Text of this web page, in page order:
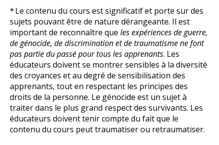
* Le contenu du cours est significatif et porte sur des
sujets pouvant être de nature dérangeante. Il est
important de reconnaître que les expériences de guerre,
de génocide, de discrimination et de traumatisme ne font
pas partie du passé pour tous les apprenants. Les
éducateurs doivent se montrer sensibles à la diversité
des croyances et au degré de sensibilisation des
apprenants, tout en respectant les principes des
droits de la personne. Le génocide est un sujet à
traiter dans le plus grand respect des survivants. Les
éducateurs doivent tenir compte du fait que le
contenu du cours peut traumatiser ou retraumatiser.